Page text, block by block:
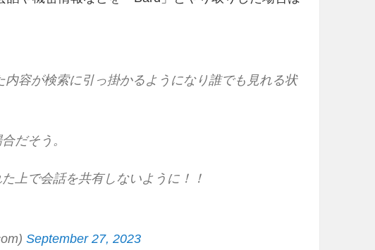
容が検索に引っ掛かるようになり誰でも見れる状
だそう。
上で会話を共有しないように！！
September 27, 2023